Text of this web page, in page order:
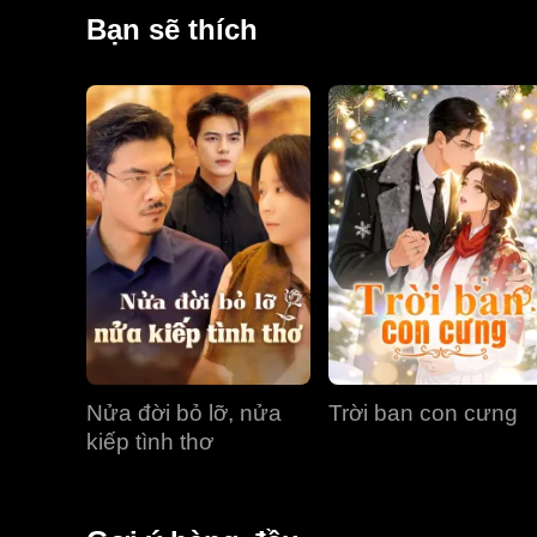
nhiều hiểu lầm. Sau hàng loạt sự việc trớ trêu, cuối
Bạn sẽ thích
Nửa đời bỏ lỡ, nửa
kiếp tình thơ
Trời ban con cưng